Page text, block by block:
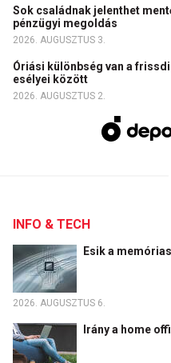
Sok családnak jelenthet
pénzügyi megoldás
2026. AUGUSZTUS 3.
Óriási különbség van a
esélyei között
2026. AUGUSZTUS 2.
INFO & TECH
Esik a
2026. AUGUSZTUS 6.
Irány a home